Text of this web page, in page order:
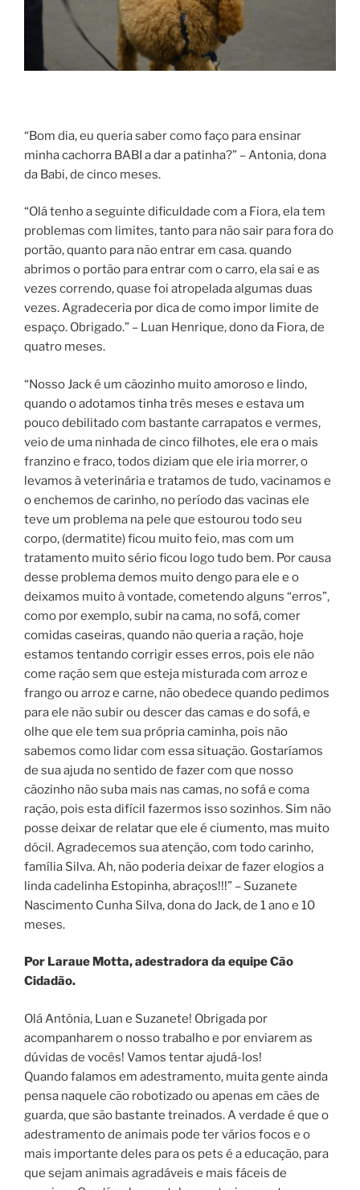
“Bom dia, eu queria saber como faço para ensinar
minha cachorra BABI a dar a patinha?” – Antonia, dona
da Babi, de cinco meses.
“Olá tenho a seguinte dificuldade com a Fiora, ela tem
problemas com limites, tanto para não sair para fora do
portão, quanto para não entrar em casa. quando
abrimos o portão para entrar com o carro, ela sai e as
vezes correndo, quase foi atropelada algumas duas
vezes. Agradeceria por dica de como impor limite de
espaço. Obrigado.” – Luan Henrique, dono da Fiora, de
quatro meses.
“Nosso Jack é um cãozinho muito amoroso e lindo,
quando o adotamos tinha três meses e estava um
pouco debilitado com bastante carrapatos e vermes,
veio de uma ninhada de cinco filhotes, ele era o mais
franzino e fraco, todos diziam que ele iria morrer, o
levamos à veterinária e tratamos de tudo, vacinamos e
o enchemos de carinho, no período das vacinas ele
teve um problema na pele que estourou todo seu
corpo, (dermatite) ficou muito feio, mas com um
tratamento muito sério ficou logo tudo bem. Por causa
desse problema demos muito dengo para ele e o
deixamos muito à vontade, cometendo alguns “erros”,
como por exemplo, subir na cama, no sofá, comer
comidas caseiras, quando não queria a ração, hoje
estamos tentando corrigir esses erros, pois ele não
come ração sem que esteja misturada com arroz e
frango ou arroz e carne, não obedece quando pedimos
para ele não subir ou descer das camas e do sofá, e
olhe que ele tem sua própria caminha, pois não
sabemos como lidar com essa situação. Gostaríamos
de sua ajuda no sentido de fazer com que nosso
cãozinho não suba mais nas camas, no sofá e coma
ração, pois esta difícil fazermos isso sozinhos. Sim não
posse deixar de relatar que ele é ciumento, mas muito
dócil. Agradecemos sua atenção, com todo carinho,
família Silva. Ah, não poderia deixar de fazer elogios a
linda cadelinha Estopinha, abraços!!!” – Suzanete
Nascimento Cunha Silva, dona do Jack, de 1 ano e 10
meses.
Por Laraue Motta, adestradora da equipe Cão
Cidadão.
Olá Antônia, Luan e Suzanete! Obrigada por
acompanharem o nosso trabalho e por enviarem as
dúvidas de vocês! Vamos tentar ajudá-los!
Quando falamos em adestramento, muita gente ainda
pensa naquele cão robotizado ou apenas em cães de
guarda, que são bastante treinados. A verdade é que o
adestramento de animais pode ter vários focos e o
mais importante deles para os pets é a educação, para
que sejam animais agradáveis e mais fáceis de